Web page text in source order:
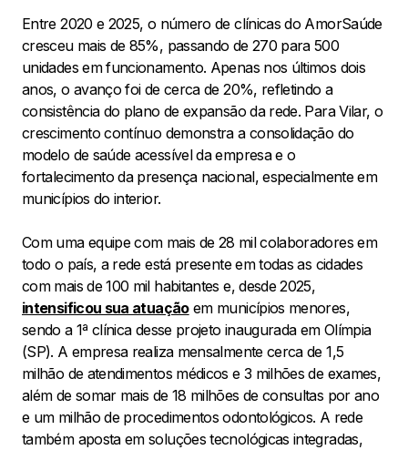
Entre 2020 e 2025, o número de clínicas do AmorSaúde
cresceu mais de 85%, passando de 270 para 500
unidades em funcionamento. Apenas nos últimos dois
anos, o avanço foi de cerca de 20%, refletindo a
consistência do plano de expansão da rede. Para Vilar, o
crescimento contínuo demonstra a consolidação do
modelo de saúde acessível da empresa e o
fortalecimento da presença nacional, especialmente em
municípios do interior.
Com uma equipe com mais de 28 mil colaboradores em
todo o país, a rede está presente em todas as cidades
com mais de 100 mil habitantes e, desde 2025,
intensificou sua atuaçãoem municípios menores,
sendo a 1ª clínica desse projeto inaugurada em Olímpia
(SP). A empresa realiza mensalmente cerca de 1,5
milhão de atendimentos médicos e 3 milhões de exames,
além de somar mais de 18 milhões de consultas por ano
e um milhão de procedimentos odontológicos. A rede
também aposta em soluções tecnológicas integradas,